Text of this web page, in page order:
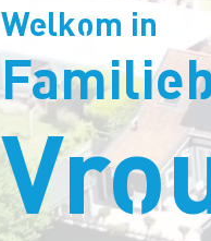
Welkom in